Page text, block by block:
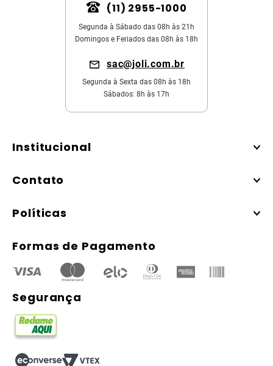
(11) 2955-1000
Segunda à Sábado das 08h às 21h
Domingos e Feriados das 08h às 18h
sac@joli.com.br
Segunda à Sexta das 08h às 18h
Sábados: 8h às 17h
Institucional
Contato
Políticas
Formas de Pagamento
Segurança